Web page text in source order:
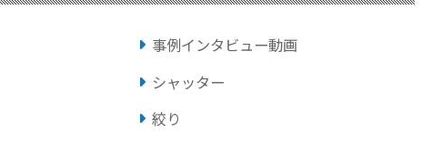
事例インタビュー動画
シャッター
絞り